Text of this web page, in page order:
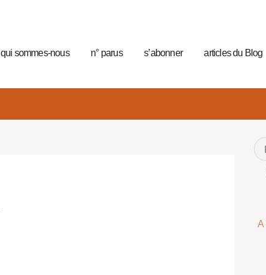
qui sommes-nous n° parus s’abonner articles du Blog
A